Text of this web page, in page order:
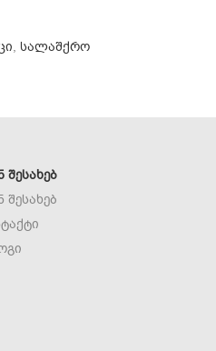
, სალაშქრო
ᲨᲔᲡᲐᲮᲔᲑ
შესახებ